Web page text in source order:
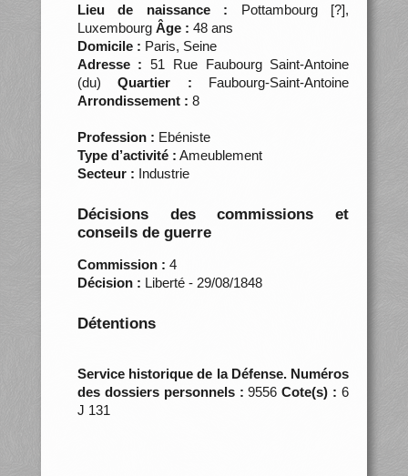
Lieu de naissance : Pottambourg [?],
LuxembourgÂge : 48 ans
Domicile : Paris, Seine
Adresse : 51 Rue Faubourg Saint-Antoine
(du)Quartier : Faubourg-Saint-Antoine
Arrondissement : 8
Profession : Ebéniste
Type d’activité : Ameublement
Secteur : Industrie
Décisions des commissions et
conseils de guerre
Commission : 4
Décision : Liberté - 29/08/1848
Détentions
Service historique de la Défense. Numéros
des dossiers personnels :9556Cote(s) : 6
J 131